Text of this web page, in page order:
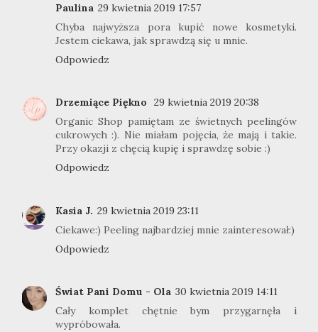
Paulina 29 kwietnia 2019 17:57
Chyba najwyższa pora kupić nowe kosmetyki.
Jestem ciekawa, jak sprawdzą się u mnie.
Odpowiedz
Drzemiące Piękno
29 kwietnia 2019 20:38
Organic Shop pamiętam ze świetnych peelingów
cukrowych :). Nie miałam pojęcia, że mają i takie.
Przy okazji z chęcią kupię i sprawdzę sobie :)
Odpowiedz
Kasia J. 29 kwietnia 2019 23:11
Ciekawe:) Peeling najbardziej mnie zainteresował:)
Odpowiedz
Świat Pani Domu - Ola 30 kwietnia 2019 14:11
Cały komplet chętnie bym przygarnęła i
wypróbowała.